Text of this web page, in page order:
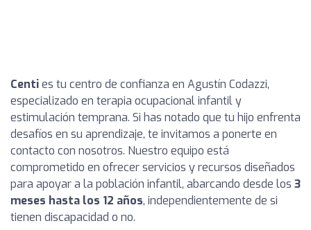
Centies tu centro de confianza en Agustín Codazzi,
especializado en terapia ocupacional infantil y
estimulación temprana. Si has notado que tu hijo enfrenta
desafíos en su aprendizaje, te invitamos a ponerte en
contacto con nosotros. Nuestro equipo está
comprometido en ofrecer servicios y recursos diseñados
para apoyar a la población infantil, abarcando desde los 3
meses hasta los 12 años, independientemente de si
tienen discapacidad o no.